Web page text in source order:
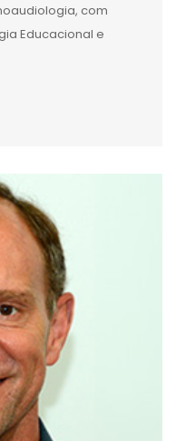
com
Educacional e